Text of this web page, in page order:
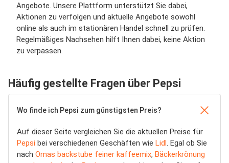
Angebote. Unsere Plattform unterstützt Sie dabei,
Aktionen zu verfolgen und aktuelle Angebote sowohl
online als auch im stationären Handel schnell zu prüfen.
Regelmäßiges Nachsehen hilft Ihnen dabei, keine Aktion
zu verpassen.
Häufig gestellte Fragen über Pepsi
Wo finde ich Pepsi zum günstigsten Preis?
Auf dieser Seite vergleichen Sie die aktuellen Preise für
Pepsi bei verschiedenen Geschäften wie Lidl. Egal ob Sie
nach Omas backstube feiner kaffeemix, Bäckerkrönung